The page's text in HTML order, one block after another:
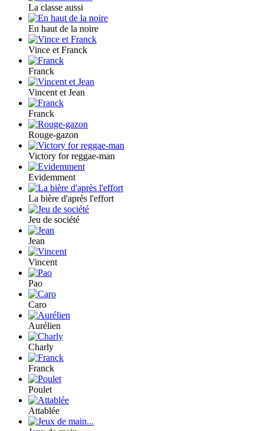
La classe aussi
En haut de la noire
Vince et Franck
Franck
Vincent et Jean
Franck
Rouge-gazon
Victory for reggae-man
Evidemment
La bière d'après l'effort
Jeu de société
Jean
Vincent
Pao
Caro
Aurélien
Charly
Franck
Poulet
Attablée